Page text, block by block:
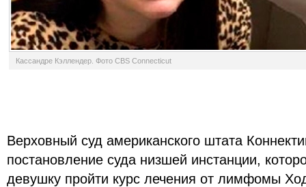
Кассандре Кэллендер. Фото CBS Connecticut
Верховный суд американского штата
постановление суда низшей инстанции,
девушку пройти курс лечения от лимфомы